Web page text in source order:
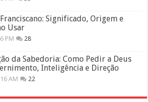
Significado, Origem e
Usar
PM 28
da Sabedoria: Como Pedir a Deus
Inteligência e Direção
AM 22